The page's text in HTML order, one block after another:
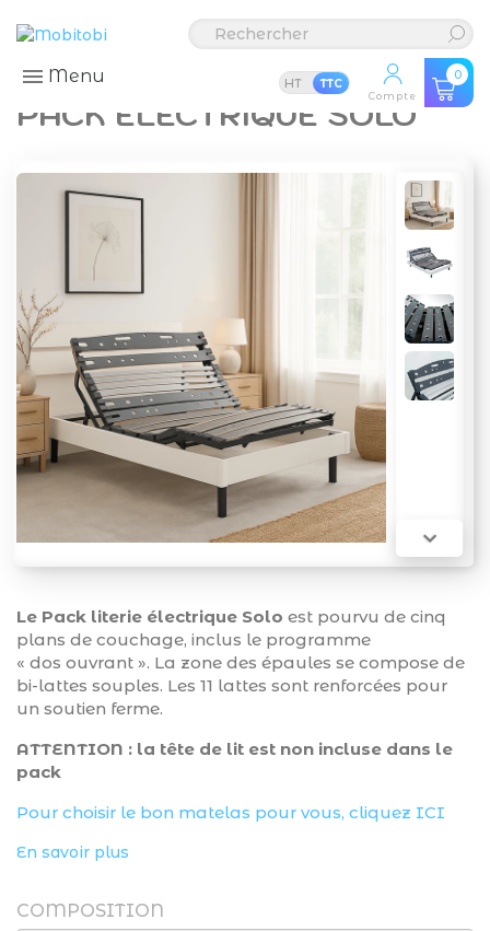
Menu HT TTC
Compte
0
PACK ÉLECTRIQUE SOLO

Le Pack literie électrique Solo est pourvu de cinq
plans de couchage, inclus le programme
« dos ouvrant ». La zone des épaules se compose de
bi-lattes souples. Les 11 lattes sont renforcées pour
un soutien ferme.
ATTENTION : la tête de lit est non incluse dans le
pack
Pour choisir le bon matelas pour vous, cliquez ICI
En savoir plus
COMPOSITION